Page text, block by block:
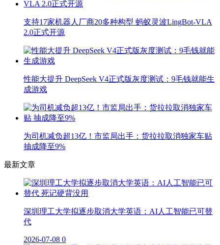
支持17家机器人厂商20多种构型 蚂蚁灵波LingBot-VLA
2.0正式开源
性能大提升 DeepSeek V4正式版灰度测试：9毛钱就能生
成游戏
为司机减负超13亿！市监局出手：货拉拉取消独家车贴
抽成降至9%
最新文章
深圳理工大学拟逐步取消大学英语：AI人工智能已可替
代
2026-07-08 0